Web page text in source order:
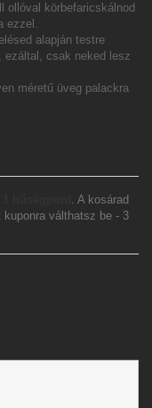
ollóval körbefaricskálnod
ezzel.
alapján testre
ezáltal, csak neked lesz
méretű üveg palackra
. A kosárad
válthatsz be - 3